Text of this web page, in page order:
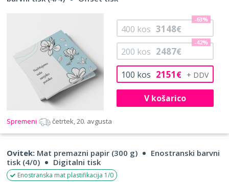
100 kos 2151€
200 kos 2487€
-42%
400 kos 3148€
-63%
V košarico
Spremeni četrtek, 20. avgusta
Ovitek: Mat premazni papir (300 g)
Enostranski barvni
tisk (4/0)
Digitalni tisk
Enostranska mat plastifikacija 1/0